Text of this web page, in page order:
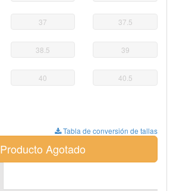
37 37.5
38.5 39
40 40.5
Tabla de conversión de tallas
Producto Agotado